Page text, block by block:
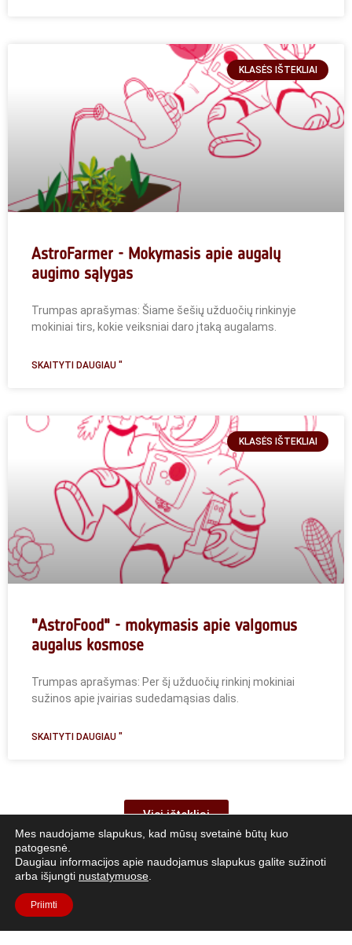
KLASĖS IŠTEKLIAI
AstroFarmer - Mokymasis apie augalų
augimo sąlygas
Trumpas aprašymas: Šiame šešių užduočių rinkinyje
mokiniai tirs, kokie veiksniai daro įtaką augalams.
SKAITYTI DAUGIAU "
KLASĖS IŠTEKLIAI
"AstroFood" - mokymasis apie valgomus
augalus kosmose
Trumpas aprašymas: Per šį užduočių rinkinį mokiniai
sužinos apie įvairias sudedamąsias dalis.
SKAITYTI DAUGIAU "
Visi ištekliai
Mes naudojame slapukus, kad mūsų svetainė būtų kuo
patogesnė.
Daugiau informacijos apie naudojamus slapukus galite sužinoti
arba išjungti nustatymuose
Priimti